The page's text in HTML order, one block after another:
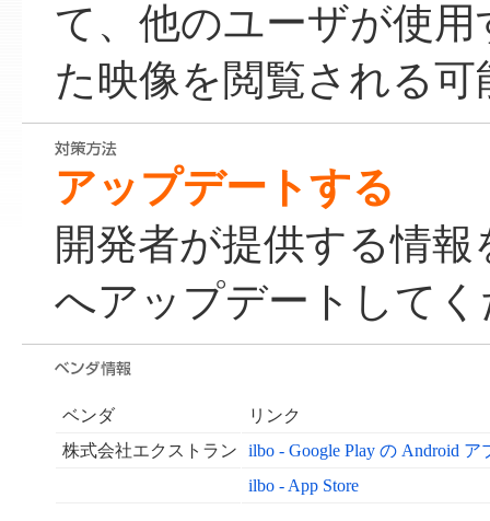
て、他のユーザが使
た映像を閲覧される
アップデートする
開発者が提供する情
へアップデートして
ベンダ
リンク
株式会社エクストラン
ilbo - Google Play の Android ア
ilbo - App Store